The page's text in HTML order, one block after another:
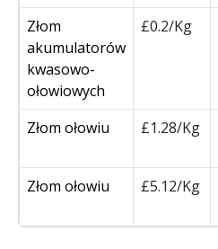
Złom
akumulatorów
kwasowo-
ołowiowych
£0.2/Kg
Złom ołowiu £1.28/Kg
Złom ołowiu £5.12/Kg